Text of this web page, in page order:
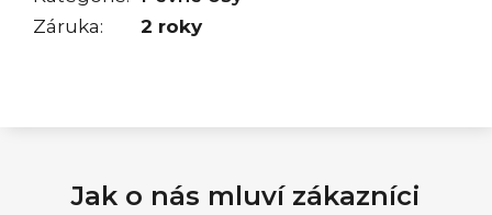
Záruka: 2 roky
Jak o nás mluví zákazníci